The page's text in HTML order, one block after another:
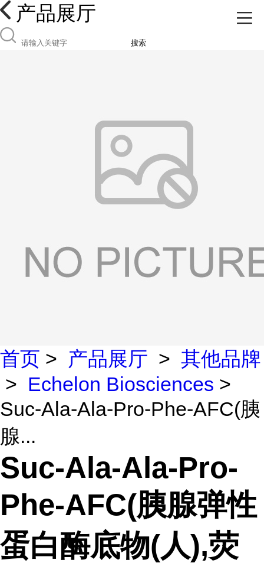
产品展厅
搜索
首页 > 产品展厅 > 其他品牌
> Echelon Biosciences >
Suc-Ala-Ala-Pro-Phe-AFC(胰
腺...
Suc-Ala-Ala-Pro-
Phe-AFC(胰腺弹性
蛋白酶底物(人),荧